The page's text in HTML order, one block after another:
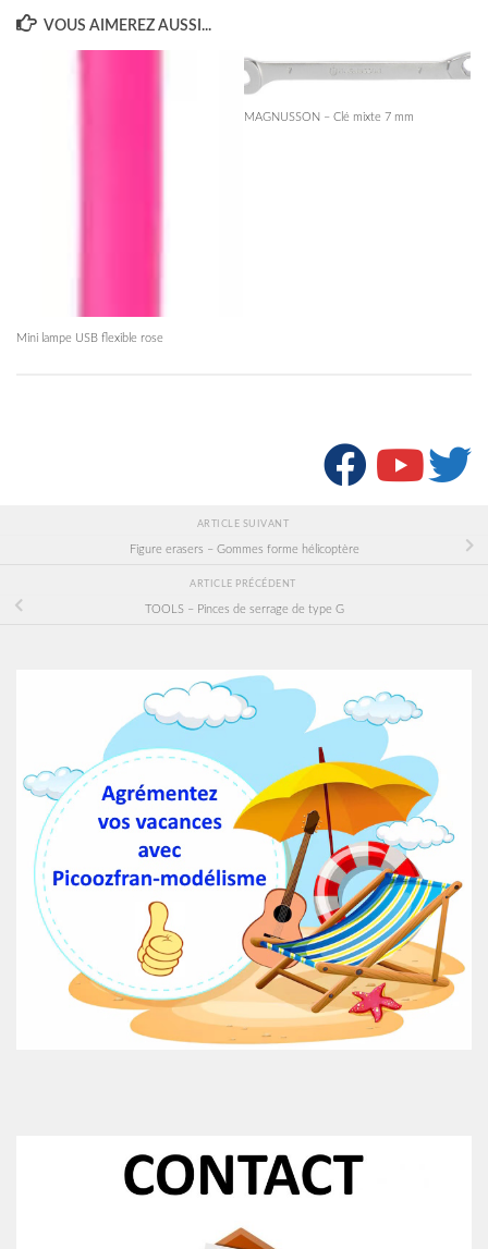
VOUS AIMEREZ AUSSI...
Mini lampe USB flexible rose
MAGNUSSON – Clé mixte 7 mm
ARTICLE SUIVANT
Figure erasers – Gommes forme hélicoptère
ARTICLE PRÉCÉDENT
TOOLS – Pinces de serrage de type G